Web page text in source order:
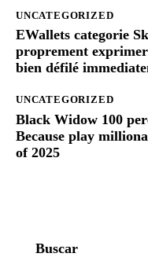
UNCATEGORIZED
EWallets categorie
proprement
bien défilé
UNCATEGORIZED
Black Widow 100
Because play
of 2025
Buscar